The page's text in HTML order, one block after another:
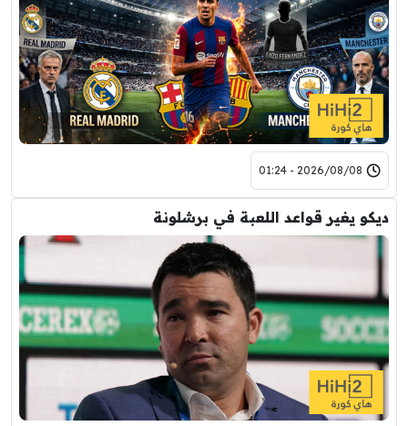
2026/08/08 - 01:24
ديكو يغير قواعد اللعبة في برشلونة